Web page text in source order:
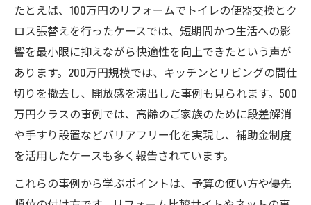
たとえば、100万円のリフォームでトイレの便器交換とク
ロス張替えを行ったケースでは、短期間かつ生活への影
響を最小限に抑えながら快適性を向上できたという声が
あります。200万円規模では、キッチンとリビングの間仕
切りを撤去し、開放感を演出した事例も見られます。500
万円クラスの事例では、高齢のご家族のために段差解消
や手すり設置などバリアフリー化を実現し、補助金制度
を活用したケースも多く報告されています。
これらの事例から学ぶポイントは、予算の使い方や優先